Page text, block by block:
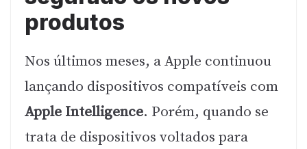
produtos
Nos últimos meses, a Apple continuou
lançando dispositivos compatíveis com
Apple Intelligence. Porém, quando se
trata de dispositivos voltados para